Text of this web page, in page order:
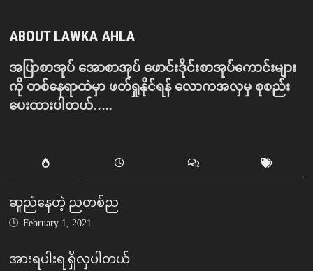
ABOUT LAWKA AHLA
အပြာစာအုပ် အောစာအုပ် ဖောင်းဒိုင်းစာအုပ်ကောင်းများ
ကို တစ်နေရာထဲမှာ ဖတ်ရှုနိုင်ရန် လောကအလှမှ စုစည်း
ပေးထားပါတယ်…..
ဆူညံနေတဲ့ ညတစ်ည
February 1, 2021
အားရပါးရ ရှိလှပါတယ်